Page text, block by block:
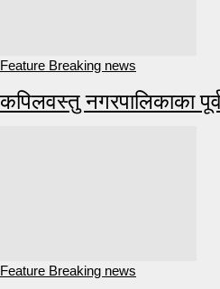
Feature Breaking news
कपिलवस्तु नगरपालिकाका
Feature Breaking news